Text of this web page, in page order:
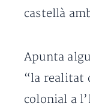
castellà
Apunta
“la realitat
colonial a